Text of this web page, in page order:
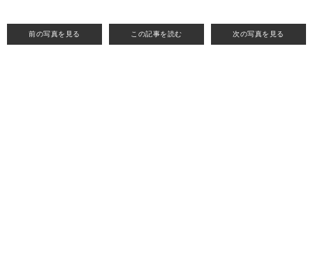
前の写真を見る この記事を読む 次の写真を見る